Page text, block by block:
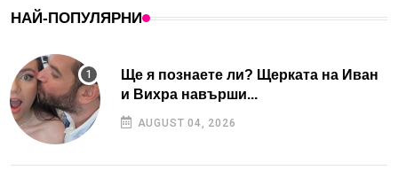
НАЙ-ПОПУЛЯРНИ
Ще я познаете ли? Щерката на Иван
и Вихра навърши...
AUGUST 04, 2026